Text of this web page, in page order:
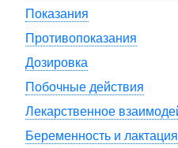
Показания
Противопоказания
Дозировка
Побочные действия
Лекарственное
Беременность и лактация